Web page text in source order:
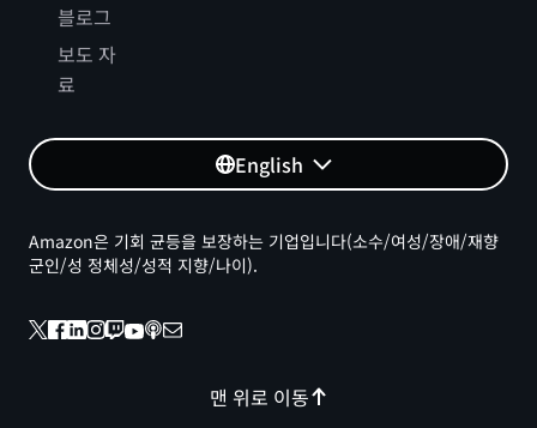
블로그
보도 자
료
English
맨 위로 이동
Amazon은 기회 균등을 보장하는 기업입니다(소수/여성/장애/재향
군인/성 정체성/성적 지향/나이).